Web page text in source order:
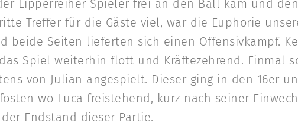
Lipperreiher Spieler frei an den Ball kam und
Treffer für die Gäste viel, war die Euphorie
beide Seiten lieferten sich einen Offensivkampf.
Spiel weiterhin flott und Kräftezehrend. Einmal
von Julian angespielt. Dieser ging in den 16er
wo Luca freistehend, kurz nach seiner
Endstand dieser Partie.